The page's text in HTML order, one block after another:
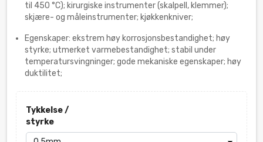
til 450 °С); kirurgiske instrumenter (skalpell, klemmer);
skjære- og måleinstrumenter; kjøkkenkniver;
Egenskaper: ekstrem høy korrosjonsbestandighet; høy
styrke; utmerket varmebestandighet; stabil under
temperatursvingninger; gode mekaniske egenskaper; høy
duktilitet;
Tykkelse /
styrke